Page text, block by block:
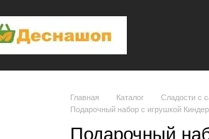
Главная Каталог
Сладости с
Подарочный набор с игрушкой
Подарочный